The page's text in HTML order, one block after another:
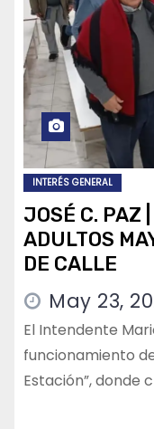
INTERÉS GENERAL
JOSÉ C. PAZ
ADULTOS
DE CALLE
May 23,
El Intendente
funcionamiento
Estación”, donde